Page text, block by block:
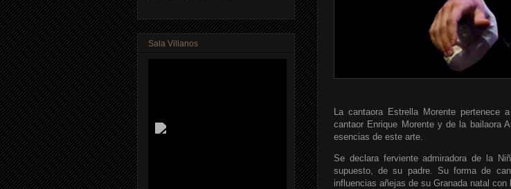
La cantaora Estrella Morente pertenece
cantaor Enrique Morente y de la bailaora
esencias de este arte.
Se declara ferviente admiradora de la
supuesto, de su padre. Su forma de
influencias añejas de su Granada natal
Sala Villanos